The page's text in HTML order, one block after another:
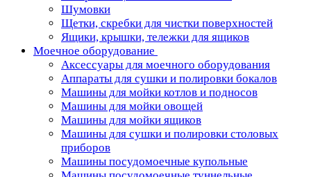
Шумовки
Щетки, скребки для чистки поверхностей
Ящики, крышки, тележки для ящиков
Моечное оборудование
Аксессуары для моечного оборудования
Аппараты для сушки и полировки бокалов
Машины для мойки котлов и подносов
Машины для мойки овощей
Машины для мойки ящиков
Машины для сушки и полировки столовых
приборов
Машины посудомоечные купольные